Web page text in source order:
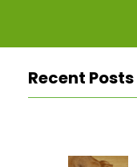
Recent Posts